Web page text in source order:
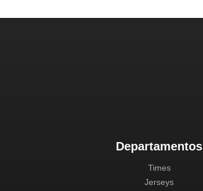
Departamentos
Times
Jerseys